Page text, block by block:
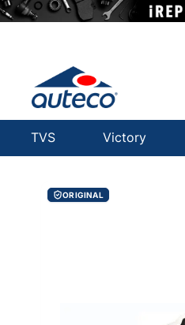
TVS Victory
ORIGINAL